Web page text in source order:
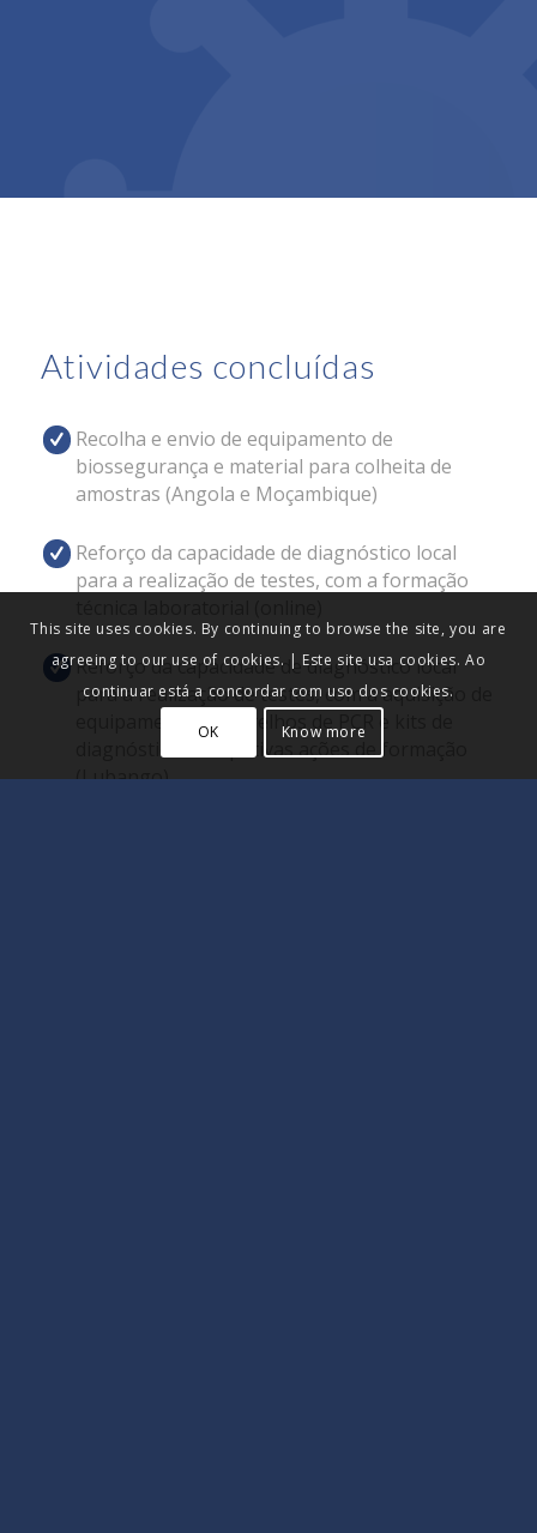
Atividades concluídas
Recolha e envio de equipamento de
biossegurança e material para colheita de
amostras (Angola e Moçambique)
Reforço da capacidade de diagnóstico local
para a realização de testes, com a formação
Reforço da capacidade de diagnóstico local
para a realização de testes, com a aquisição de
equipamento – aparelhos de PCR e kits de
diagnóstico e respetivas ações de formação
(Lubango)
This site uses cookies. By continuing to browse the site, you are
agreeing to our use of cookies. | Este site usa cookies. Ao
continuar está a concordar com uso dos cookies.
OK Know more